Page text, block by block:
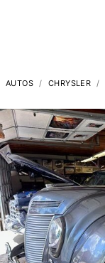
AUTOS CHRYSLER